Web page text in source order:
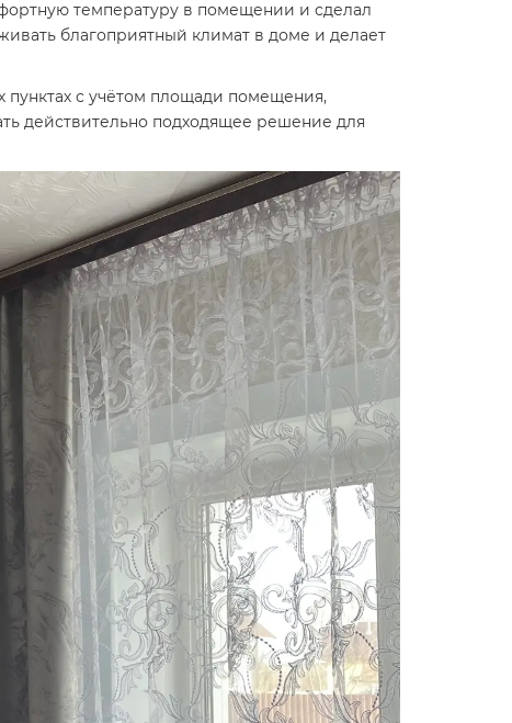
температуру в помещении и сделал
благоприятный климат в доме и делает
с учётом площади помещения,
действительно подходящее решение для